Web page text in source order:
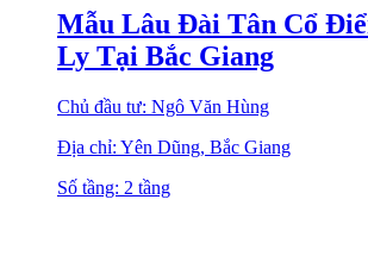
Mẫu Lâu Đài Tân Cổ
Ly Tại Bắc Giang
Chủ đầu tư: Ngô Văn Hùng
Địa chỉ: Yên Dũng, Bắc Giang
Số tầng: 2 tầng